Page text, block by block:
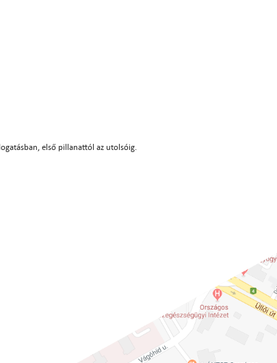
első pillanattól az utolsóig.